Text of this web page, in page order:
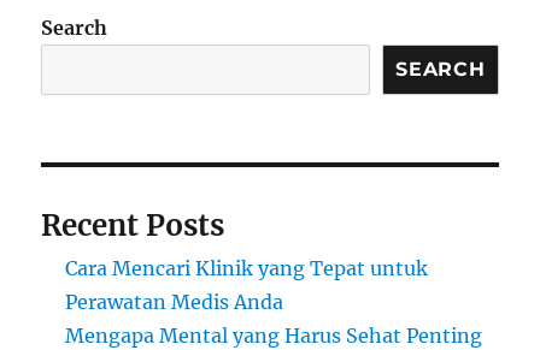
Search
SEARCH
Recent Posts
Cara Mencari Klinik yang Tepat untuk
Perawatan Medis Anda
Mengapa Mental yang Harus Sehat Penting